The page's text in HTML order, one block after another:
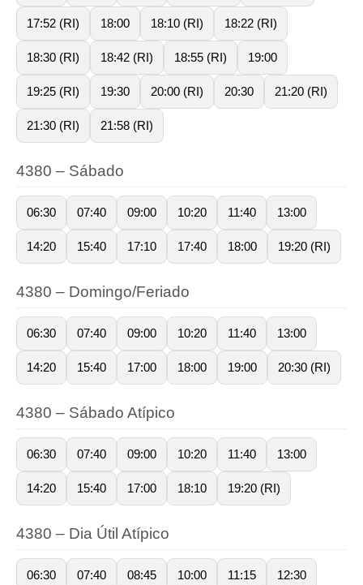
17:52 (RI) 18:00 18:10 (RI) 18:22 (RI)
18:30 (RI) 18:42 (RI) 18:55 (RI) 19:00
19:25 (RI) 19:30 20:00 (RI) 20:30 21:20 (RI)
21:30 (RI) 21:58 (RI)
4380 – Sábado
06:30 07:40 09:00 10:20 11:40 13:00
14:20 15:40 17:10 17:40 18:00 19:20 (RI)
4380 – Domingo/Feriado
06:30 07:40 09:00 10:20 11:40 13:00
14:20 15:40 17:00 18:00 19:00 20:30 (RI)
4380 – Sábado Atípico
06:30 07:40 09:00 10:20 11:40 13:00
14:20 15:40 17:00 18:10 19:20 (RI)
4380 – Dia Útil Atípico
06:30 07:40 08:45 10:00 11:15 12:30